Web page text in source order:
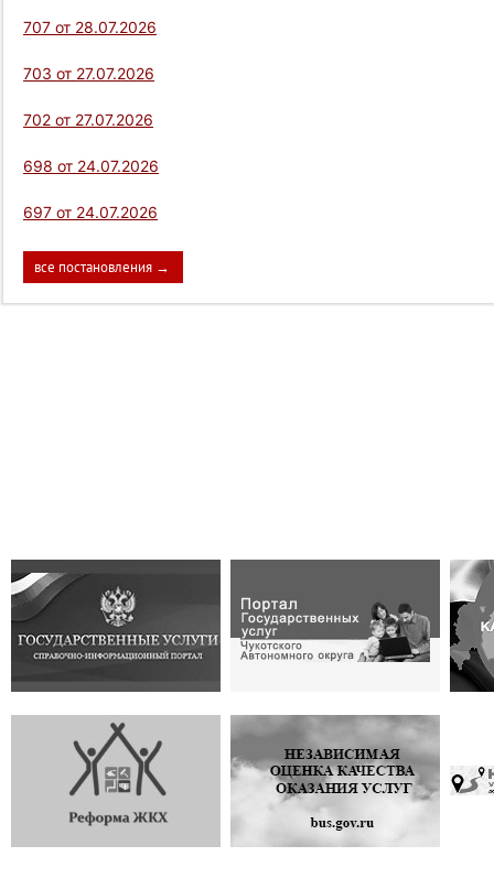
707 от 28.07.2026
703 от 27.07.2026
702 от 27.07.2026
698 от 24.07.2026
697 от 24.07.2026
все постановления →